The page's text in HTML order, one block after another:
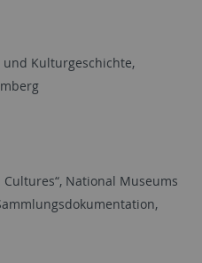
Kulturgeschichte,
National Museums